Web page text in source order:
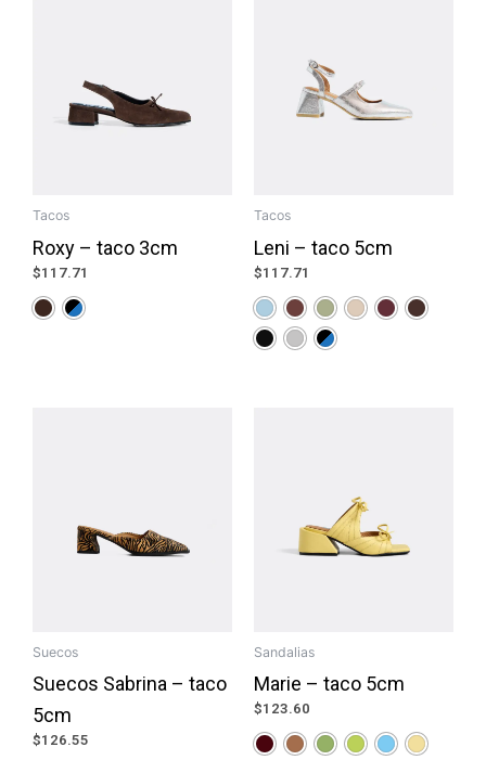
Tacos
Roxy – taco 3cm
$117.71
Tacos
Leni – taco 5cm
$117.71
Suecos
Suecos Sabrina – taco
5cm
$126.55
Sandalias
Marie – taco 5cm
$123.60